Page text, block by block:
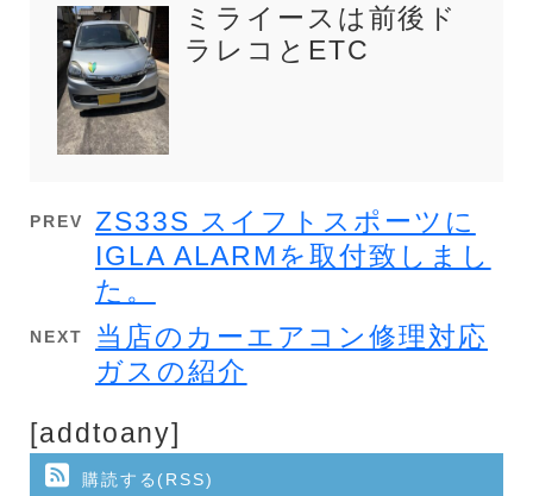
ミライースは前後ド
ラレコとETC
PREV
ZS33S スイフトスポーツに
IGLA ALARMを取付致しまし
た。
NEXT
当店のカーエアコン修理対応
ガスの紹介
[addtoany]
購読する(RSS)